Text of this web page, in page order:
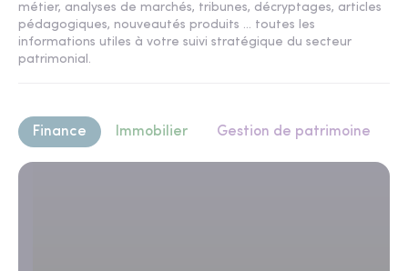
métier, analyses de marchés, tribunes, décryptages, articles
pédagogiques, nouveautés produits ... toutes les
informations utiles à votre suivi stratégique du secteur
patrimonial.
Finance Immobilier Gestion de patrimoine